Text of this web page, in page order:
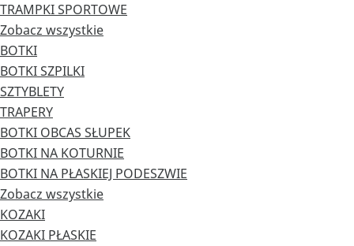
TRAMPKI SPORTOWE
Zobacz wszystkie
BOTKI
BOTKI SZPILKI
SZTYBLETY
TRAPERY
BOTKI OBCAS SŁUPEK
BOTKI NA KOTURNIE
BOTKI NA PŁASKIEJ PODESZWIE
Zobacz wszystkie
KOZAKI
KOZAKI PŁASKIE